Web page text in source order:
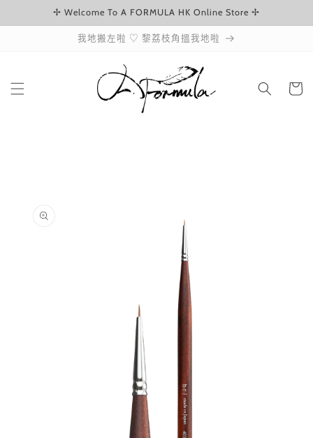
跳至內容✢ Welcome To A FORMULA HK Online Store ✢
我地搬左啦 ♡ 黎荔枝角搵我地啦
物